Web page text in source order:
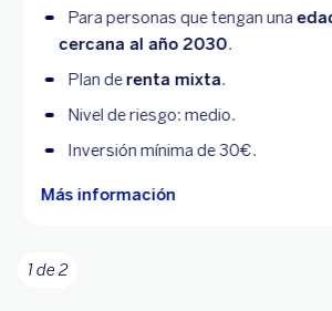
Para personas que tengan una
cercana al año 2030.
Plan derenta mixta.
Nivel de riesgo: medio.
Inversión mínima de 30€.
Más información
1 de 2